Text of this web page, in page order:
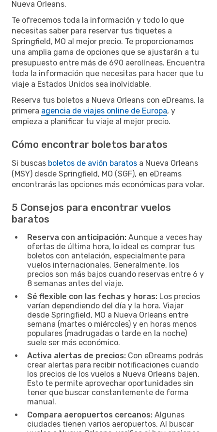
Nueva Orleans.
Te ofrecemos toda la información y todo lo que
necesitas saber para reservar tus tiquetes a
Springfield, MO al mejor precio. Te proporcionamos
una amplia gama de opciones que se ajustarán a tu
presupuesto entre más de 690 aerolíneas. Encuentra
toda la información que necesitas para hacer que tu
viaje a Estados Unidos sea inolvidable.
Reserva tus boletos a Nueva Orleans con eDreams, la
primera agencia de viajes online de Europa, y
empieza a planificar tu viaje al mejor precio.
Cómo encontrar boletos baratos
Si buscas boletos de avión baratos a Nueva Orleans
(MSY) desde Springfield, MO (SGF), en eDreams
encontrarás las opciones más económicas para volar.
5 Consejos para encontrar vuelos
baratos
Reserva con anticipación: Aunque a veces hay
ofertas de última hora, lo ideal es comprar tus
boletos con antelación, especialmente para
vuelos internacionales. Generalmente, los
precios son más bajos cuando reservas entre 6 y
8 semanas antes del viaje.
Sé flexible con las fechas y horas: Los precios
varían dependiendo del día y la hora. Viajar
desde Springfield, MO a Nueva Orleans entre
semana (martes o miércoles) y en horas menos
populares (madrugadas o tarde en la noche)
suele ser más económico.
Activa alertas de precios: Con eDreams podrás
crear alertas para recibir notificaciones cuando
los precios de los vuelos a Nueva Orleans bajen.
Esto te permite aprovechar oportunidades sin
tener que buscar constantemente de forma
manual.
Compara aeropuertos cercanos: Algunas
ciudades tienen varios aeropuertos. Al buscar